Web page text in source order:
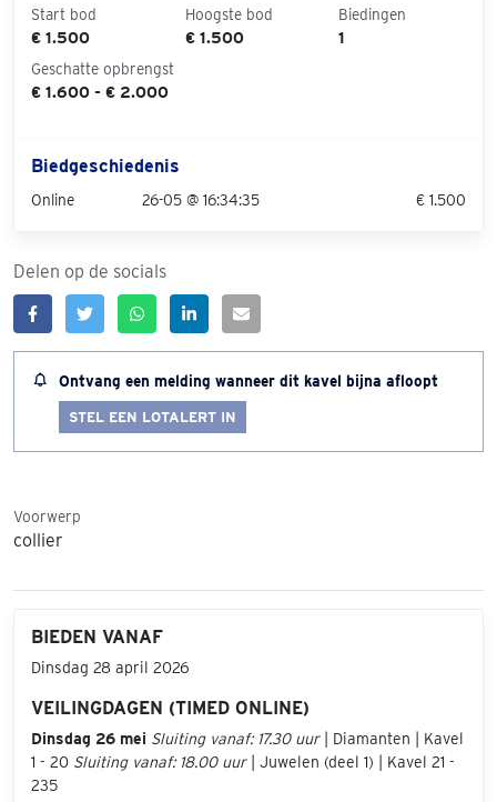
Start bod
€ 1.500
Hoogste bod
€ 1.500
Biedingen
1
Geschatte opbrengst
€ 1.600 - € 2.000
Biedgeschiedenis
Online 26-05 @ 16:34:35 € 1.500
Delen op de socials
Ontvang een melding wanneer dit kavel bijna afloopt
STEL EEN LOTALERT IN
Voorwerp
collier
BIEDEN VANAF
Dinsdag 28 april 2026
VEILINGDAGEN (TIMED ONLINE)
Dinsdag 26 mei Sluiting vanaf: 17.30 uur| Diamanten | Kavel
1 - 20 Sluiting vanaf: 18.00 uur| Juwelen (deel 1) | Kavel 21 -
235